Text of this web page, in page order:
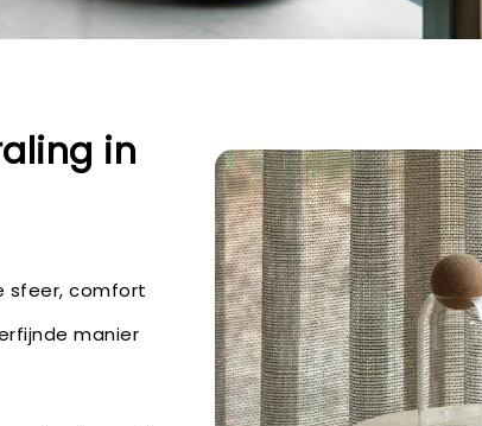
in
sfeer, comfort
manier